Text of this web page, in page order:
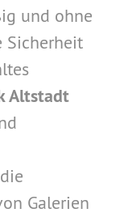
und ohne
Altstadt
Galerien